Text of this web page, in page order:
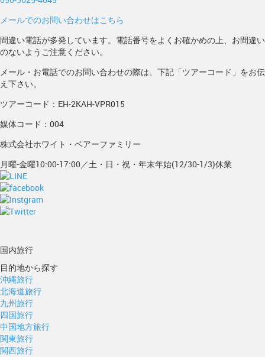
メールでのお問い合わせはこちら
間違い電話が多発しています。電話番号をよくお確かめの上、お間違い
のないようご注意ください。
メール・お電話でのお問い合わせの際は、下記「ツアーコード」をお伝
え下さい。
ツアーコード：EH-2KAH-VPR015
媒体コード：004
株式会社ホワイト・ベアーファミリー
月曜-金曜10:00-17:00／土・日・祝・年末年始(12/30-1/3)休業
国内旅行
目的地から探す
沖縄旅行
北海道旅行
九州旅行
四国旅行
中国地方旅行
関東旅行
関西旅行